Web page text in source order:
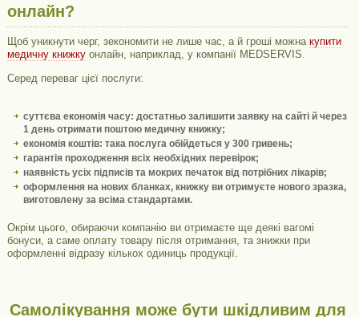
онлайн?
Щоб уникнути черг, зекономити не лише час, а й гроші можна купити
медичну книжкуонлайн, наприклад, у компанії MEDSERVIS.
Серед переваг цієї послуги:
суттєва економія часу: достатньо залишити заявку на сайті й через
1 день отримати поштою медичну книжку;
економія коштів: така послуга обійдеться у 300 гривень;
гарантія проходження всіх необхідних перевірок;
наявність усіх підписів та мокрих печаток від потрібних лікарів;
оформлення на нових бланках, книжку ви отримуєте нового зразка,
виготовлену за всіма стандартами.
Окрім цього, обираючи компанію ви отримаєте ще деякі вагомі
бонуси, а саме оплату товару після отримання, та знижки при
оформленні відразу кількох одиниць продукції.
Самолікування може бути шкідливим для